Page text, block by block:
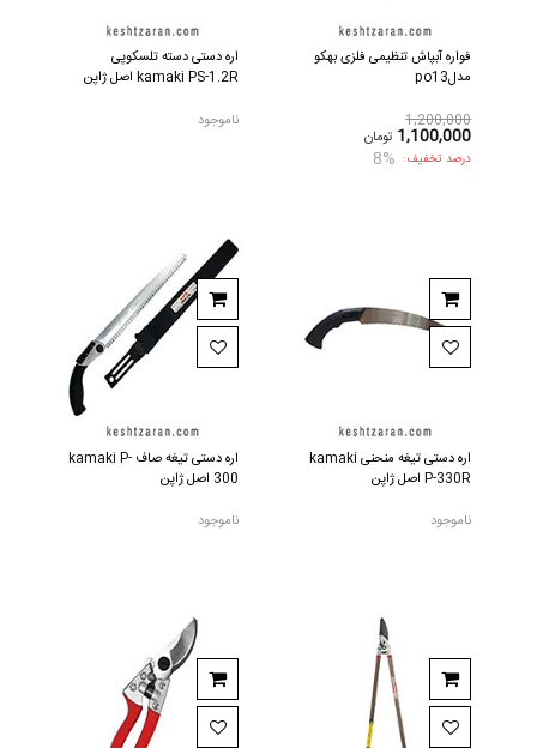
فواره آبپاش تنظیمی فلزی بهکو
مدلpo13
1,200,000
1,100,000 تومان
درصد تخفیف: 8%
اره دستی دسته تلسکوپی
kamaki PS-1.2R اصل ژاپن
ناموجود
اره دستی تیغه منحنی kamaki
P-330R اصل ژاپن
ناموجود
اره دستی تیغه صاف kamaki P-
300 اصل ژاپن
ناموجود